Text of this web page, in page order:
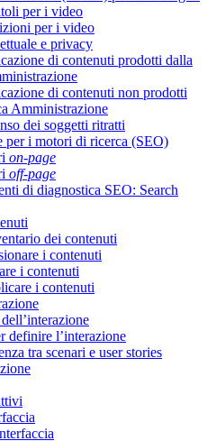
per i video
per i video
e privacy
di contenuti prodotti dalla
di contenuti non prodotti
Amministrazione
dei soggetti ritratti
per i motori di ricerca (SEO)
on-page
off-page
di diagnostica SEO: Search
dei contenuti
i contenuti
i contenuti
i contenuti
definire l’interazione
tra scenari e user stories